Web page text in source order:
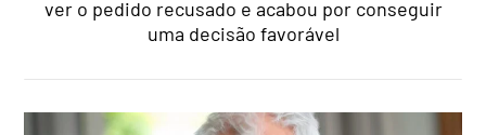
ver o pedido recusado e acabou por conseguir
uma decisão favorável